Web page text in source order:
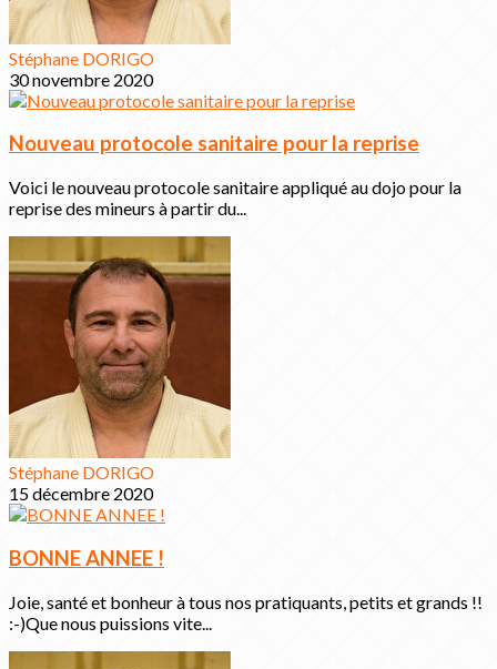
Stéphane DORIGO
30 novembre 2020
Nouveau protocole sanitaire pour la reprise
Voici le nouveau protocole sanitaire appliqué au dojo pour la
reprise des mineurs à partir du...
Stéphane DORIGO
15 décembre 2020
BONNE ANNEE !
Joie, santé et bonheur à tous nos pratiquants, petits et grands !!
:-)Que nous puissions vite...